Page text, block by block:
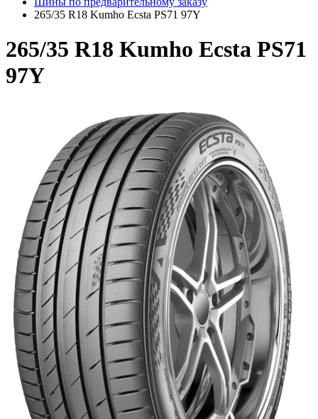
265/35 R18 Kumho Ecsta PS71 97Y
265/35 R18 Kumho Ecsta PS71
97Y